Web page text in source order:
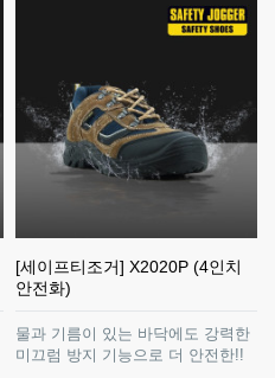
[세이프티조거] X2020P (4인치
안전화)
물과 기름이 있는 바닥에도 강력한
미끄럼 방지 기능으로 더 안전한!!